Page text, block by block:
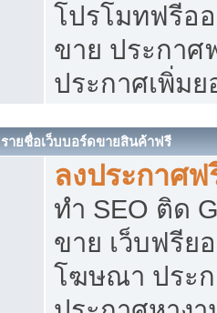
โปรโมทฟรีอ
ขาย ประกาศ
ประกาศเพิ่ม
รายชื่อเว็บบอร์ดขายสินค้าฟรี
ลงประกาศฟ
ทำ SEO ติด
ขาย เว็บฟรีย
โฆษณา ประ